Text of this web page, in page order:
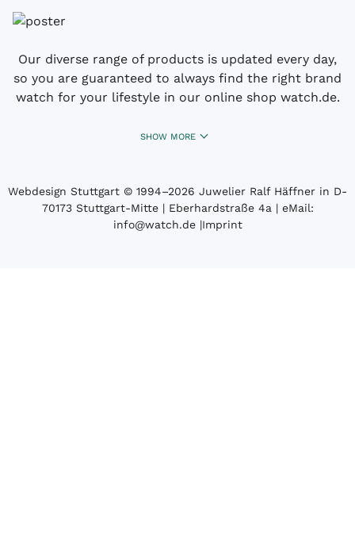
Our diverse range of products is updated every day,
so you are guaranteed to always find the right brand
watch for your lifestyle in our online shop watch.de.
SHOW MORE
Webdesign Stuttgart © 1994­–2026 Juwelier Ralf Häffner in D-
70173 Stuttgart-Mitte | Eberhardstraße 4a | eMail:
info@watch.de|Imprint